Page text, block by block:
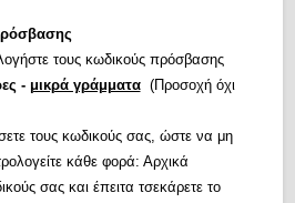
τους κωδικούς πρόσβασης
- μικρά γράμματα(Προσοχή όχι
τους κωδικούς σας, ώστε να μη
κάθε φορά: Αρχικά
σας και έπειτα τσεκάρετε το